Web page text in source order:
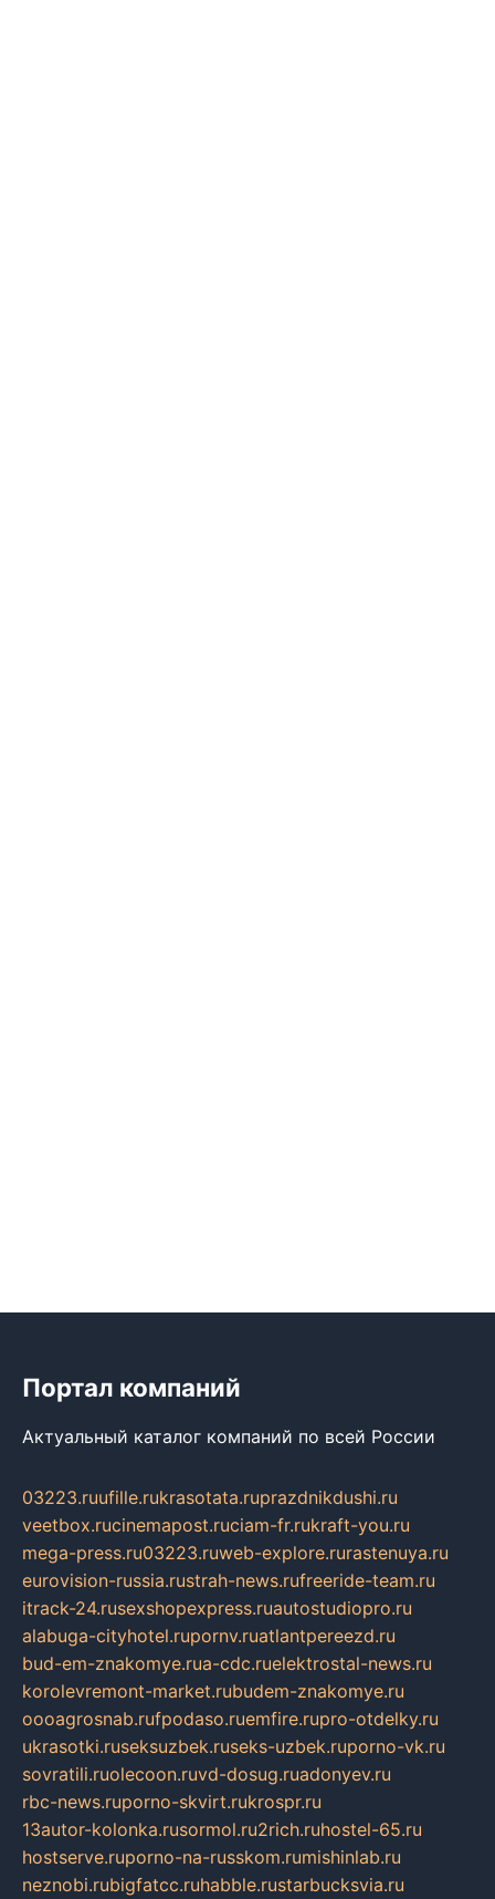
Портал компаний
Актуальный каталог компаний по всей России
03223.ruufille.rukrasotata.ruprazdnikdushi.ru
veetbox.rucinemapost.ruciam-fr.rukraft-you.ru
mega-press.ru03223.ruweb-explore.rurastenuya.ru
eurovision-russia.rustrah-news.rufreeride-team.ru
itrack-24.rusexshopexpress.ruautostudiopro.ru
alabuga-cityhotel.rupornv.ruatlantpereezd.ru
bud-em-znakomye.rua-cdc.ruelektrostal-news.ru
korolevremont-market.rubudem-znakomye.ru
oooagrosnab.rufpodaso.ruemfire.rupro-otdelky.ru
ukrasotki.ruseksuzbek.ruseks-uzbek.ruporno-vk.ru
sovratili.ruolecoon.ruvd-dosug.ruadonyev.ru
rbc-news.ruporno-skvirt.rukrospr.ru
13autor-kolonka.rusormol.ru2rich.ruhostel-65.ru
hostserve.ruporno-na-russkom.rumishinlab.ru
neznobi.rubigfatcc.ruhabble.rustarbucksvia.ru